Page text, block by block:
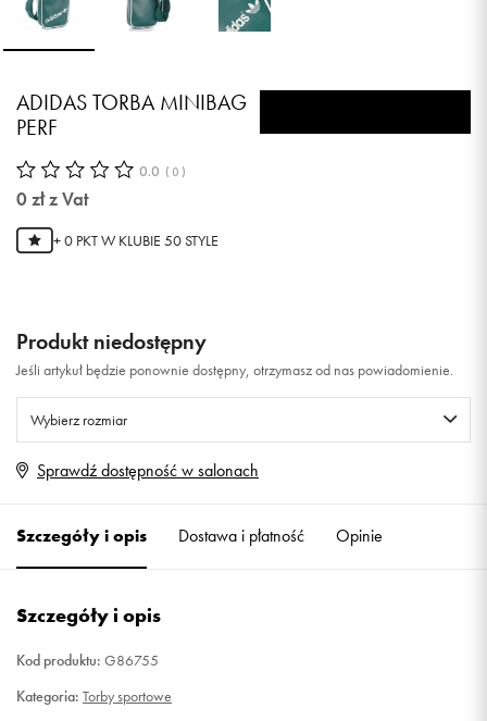
ADIDAS TORBA MINIBAG
PERF
0.0 ( 0 )
0złz Vat
+ 0 PKT W KLUBIE 50 STYLE
Produkt niedostępny
Jeśli artykuł będzie ponownie dostępny, otrzymasz od nas powiadomienie.
Wybierz rozmiar
ONE SIZE Powiadom o dostępności
Sprawdź dostępność w salonach
Szczegóły i opis Dostawa i płatność Opinie
Szczegóły i opis
Kod produktu: G86755
Kategoria: Torby sportowe